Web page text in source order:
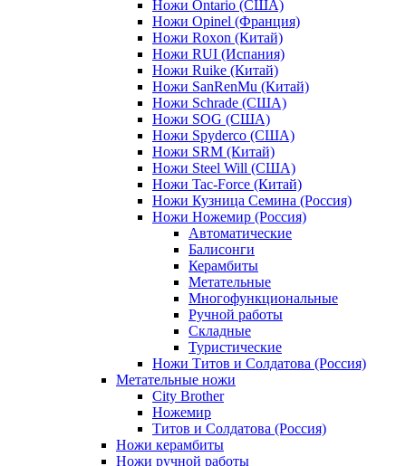
Ножи Ontario (США)
Ножи Opinel (Франция)
Ножи Roxon (Китай)
Ножи RUI (Испания)
Ножи Ruike (Китай)
Ножи SanRenMu (Китай)
Ножи Schrade (США)
Ножи SOG (США)
Ножи Spyderco (США)
Ножи SRM (Китай)
Ножи Steel Will (США)
Ножи Tac-Force (Китай)
Ножи Кузница Семина (Россия)
Ножи Ножемир (Россия)
Автоматические
Балисонги
Керамбиты
Метательные
Многофункциональные
Ручной работы
Складные
Туристические
Ножи Титов и Солдатова (Россия)
Метательные ножи
City Brother
Ножемир
Титов и Солдатова (Россия)
Ножи керамбиты
Ножи ручной работы